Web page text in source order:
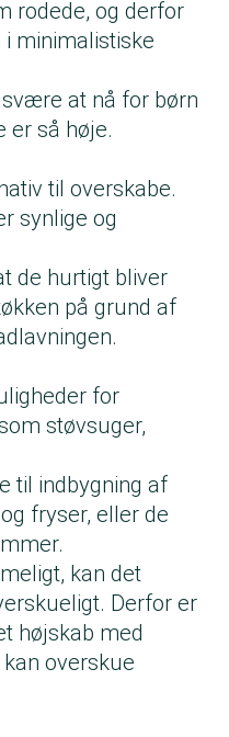
rodede, og derfor
minimalistiske
at nå for børn
er så høje.
til overskabe.
synlige og
de hurtigt bliver
på grund af
for
støvsuger,
til indbygning af
fryser, eller de
kan det
Derfor er
højskab med
overskue